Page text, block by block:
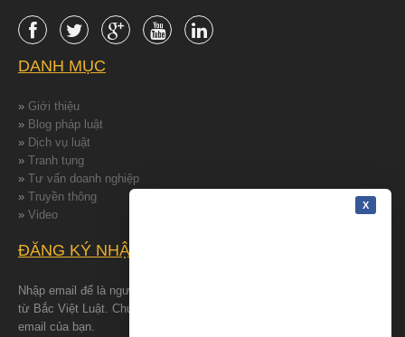
DANH MỤC
» Giới thiệu
» Blog pháp luật
» Dịch vụ luật
» Tranh tụng
» Tư vấn doanh nghiệp
» Truyền thông
» Video
ĐĂNG KÝ NHẬN TIN
Nhập email để là người đâu tiên nhận được những tin tức mới nhất
từ Bắc Việt Luật. Chúng tôi cam kết bảo đảm quyền riêng tư cho
email của bạn.